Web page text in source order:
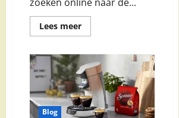
Lees meerLees
meer
aanbiedingen:
Illy,
Starbucks
&
supermarkten
Blog